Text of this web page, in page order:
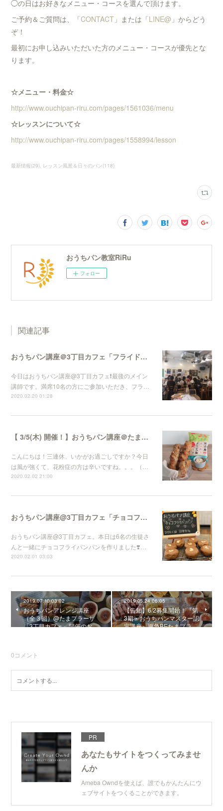
◯の日はお好きなメニュー・コースを選んで頂けます。
ご予約＆ご質問は、「CONTACT 」または「LINE@ 」からどう
ぞ！
最初にお申し込みいただいた方のメニュー・コースが優先とな
ります。
☆メニュー・料金☆
http://www.ouchipan-riru.com/pages/1561036/menu
☆レッスンについて☆
http://www.ouchipan-riru.com/pages/1558994/lesson
最新情報(29) レッスン風景＆日々のパン(118)
おうちパン教室RiRu
フォロー
関連記事
おうちパン講座＠3丁目カフェ「フライドオニオンとチーズの切りっぱなしパン」
今日はおうちパン講座@3丁目カフェ❗️最後のメイン
講師です。満席10名の方にご参加いただき、フラ…
2020.02.20 01:28
【 3/5(木) 開催！】おうちパン講座＠たまプラーザ「3丁目カフェ」
こんにちは！三連休、いかがお過ごしですか？今日
は風が強くて、花粉症の方は辛いですね。。。（…
2020.02.02 21:00
おうちパン講座@3丁目カフェ「チョコフライパンパン」
おうちパン講座@3丁目カフェ。本日は6名の生徒さ
んと一緒にチョコフライパンパンを作りました❣️…
2020.02.01 03:03
2019.07.10 03:02
おうちパンアレンジ講座
（全３回）@たまプラーザ
「3丁目カフェ」開催のお…
2019.05.24 06:05
【告知】6/2募集開始！『第
3期・おうちパンマスター認
定講座』東急BEたまプラ…
0コメント
PR
あなたもサイトをつくってみませ
んか
Ameba Owndを使えば、誰でもかんたんにウ
ェブサイトをつくることができます。